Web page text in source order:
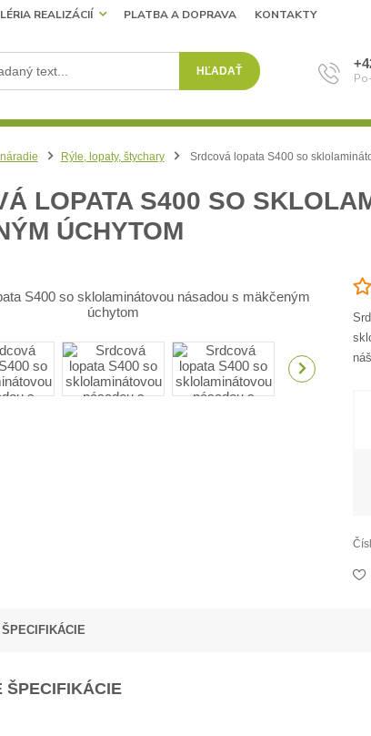
REALIZÁCIÍ PLATBA A DOPRAVA KONTAKTY
HĽADAŤ
Rýle, lopaty, štychary Srdcová lopata S400 so
LOPATA S400 SO
ÚCHYTOM
ŠPECIFIKÁCIE